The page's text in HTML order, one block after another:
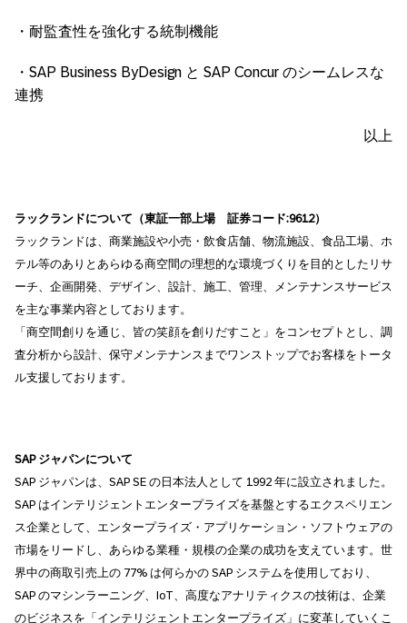
・耐監査性を強化する統制機能
・SAP Business ByDesign と SAP Concur のシームレスな
連携
以上
ラックランドについて（東証一部上場 証券コード:9612）
ラックランドは、商業施設や小売・飲食店舗、物流施設、食品工場、ホ
テル等のありとあらゆる商空間の理想的な環境づくりを目的としたリサ
ーチ、企画開発、デザイン、設計、施工、管理、メンテナンスサービス
を主な事業内容としております。
「商空間創りを通じ、皆の笑顔を創りだすこと」をコンセプトとし、調
査分析から設計、保守メンテナンスまでワンストップでお客様をトータ
ル支援しております。
SAP ジャパンについて
SAP ジャパンは、SAP SE の日本法人として 1992 年に設立されました。
SAP はインテリジェントエンタープライズを基盤とするエクスペリエン
ス企業として、エンタープライズ・アプリケーション・ソフトウェアの
市場をリードし、あらゆる業種・規模の企業の成功を支えています。世
界中の商取引売上の 77% は何らかの SAP システムを使用しており、
SAP のマシンラーニング、IoT、高度なアナリティクスの技術は、企業
のビジネスを「インテリジェントエンタープライズ」に変革していくこ